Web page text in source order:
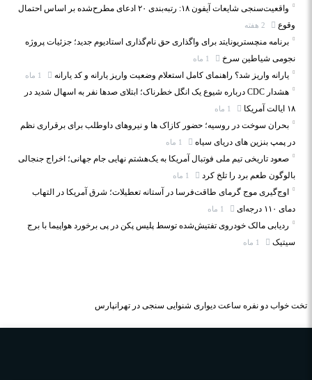
واقعیت‌سنجی شایعات آیفون ۱۸: رتبه‌بندی ۲۰ ادعای مطرح‌شده بر اساس احتمال
وقوع
برنامه منچستریونایتد برای واگذاری حق نام‌گذاری استادیوم جدید؛ جزئیات پروژه
نجومی شیاطین سرخ
یارانه واریز شد؟ راهنمای کامل استعلام وضعیت واریز یارانه و کد یارانه
هشدار CDC درباره شیوع یک انگل خطرناک؛ ابتلای صدها نفر به اسهال شدید در
۱۸ ایالت آمریکا
بحران سوخت در روسیه؛ حضور کازاک‌ ها و نیروهای داوطلب برای برقراری نظم
در پمپ بنزین‌ های دریای سیاه
صعود تاریخی تیم ملی فوتبال آمریکا به یک‌هشتم نهایی جام جهانی؛ اخراج جنجالی
بالوگون طعم برد را تلخ کرد
اوج‌گیری موج گرمای طاقت‌فرسا در آستانه تعطیلات؛ شرق آمریکا در التهاب
دمای ۱۱۰ درجه‌ای
ردیابی مالک خودروی تفتیش‌شده توسط پلیس پکن در پی برخورد هواپیما با برج
سیتیک
تخت خواب دو نفره ساعت دیواری شنوایی سنجی در تهرانپارس